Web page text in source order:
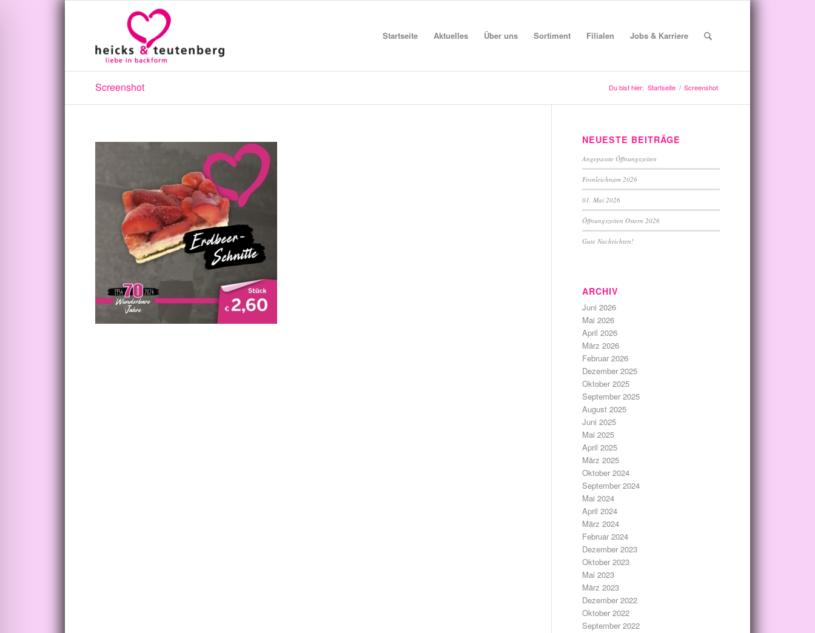
Startseite Aktuelles Über uns Sortiment Filialen Jobs & Karriere
Screenshot Du bist hier: Startseite / Screenshot
NEUESTE BEITRÄGE
Angepasste Öffnungszeiten
Fronleichnam 2026
01. Mai 2026
Öffnungszeiten Ostern 2026
Gute Nachrichten!
ARCHIV
Juni 2026
Mai 2026
April 2026
März 2026
Februar 2026
Dezember 2025
Oktober 2025
September 2025
August 2025
Juni 2025
Mai 2025
April 2025
März 2025
Oktober 2024
September 2024
Mai 2024
April 2024
März 2024
Februar 2024
Dezember 2023
Oktober 2023
Mai 2023
März 2023
Dezember 2022
Oktober 2022
September 2022